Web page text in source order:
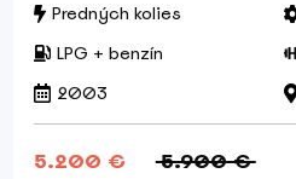
Predných kolies
LPG + benzín
2003
5.200 € 5.900 €